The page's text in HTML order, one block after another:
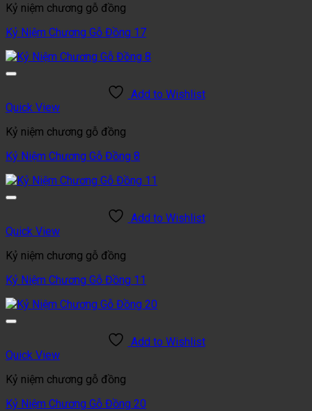
Kỷ niệm chương gỗ đồng
Kỷ Niệm Chương Gỗ Đồng 17
Add to Wishlist
Quick View
Kỷ niệm chương gỗ đồng
Kỷ Niệm Chương Gỗ Đồng 8
Add to Wishlist
Quick View
Kỷ niệm chương gỗ đồng
Kỷ Niệm Chương Gỗ Đồng 11
Add to Wishlist
Quick View
Kỷ niệm chương gỗ đồng
Kỷ Niệm Chương Gỗ Đồng 20